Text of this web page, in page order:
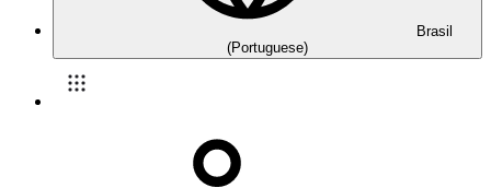
Brasil
(Portuguese)